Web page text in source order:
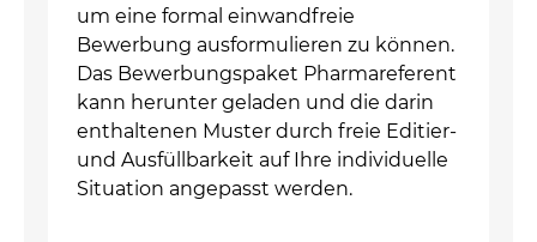
um eine formal einwandfreie
Bewerbung ausformulieren zu können.
Das Bewerbungspaket Pharmareferent
kann herunter geladen und die darin
enthaltenen Muster durch freie Editier-
und Ausfüllbarkeit auf Ihre individuelle
Situation angepasst werden.